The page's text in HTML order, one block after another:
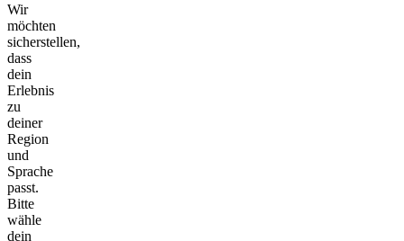
Wir
möchten
sicherstellen,
dass
dein
Erlebnis
zu
deiner
Region
und
Sprache
passt.
Bitte
wähle
dein